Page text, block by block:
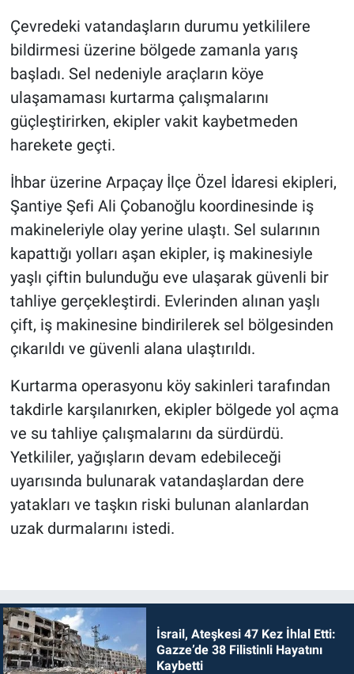
Çevredeki vatandaşların durumu yetkililere
bildirmesi üzerine bölgede zamanla yarış
başladı. Sel nedeniyle araçların köye
ulaşamaması kurtarma çalışmalarını
güçleştirirken, ekipler vakit kaybetmeden
harekete geçti.
İhbar üzerine Arpaçay İlçe Özel İdaresi ekipleri,
Şantiye Şefi Ali Çobanoğlu koordinesinde iş
makineleriyle olay yerine ulaştı. Sel sularının
kapattığı yolları aşan ekipler, iş makinesiyle
yaşlı çiftin bulunduğu eve ulaşarak güvenli bir
tahliye gerçekleştirdi. Evlerinden alınan yaşlı
çift, iş makinesine bindirilerek sel bölgesinden
çıkarıldı ve güvenli alana ulaştırıldı.
Kurtarma operasyonu köy sakinleri tarafından
takdirle karşılanırken, ekipler bölgede yol açma
ve su tahliye çalışmalarını da sürdürdü.
Yetkililer, yağışların devam edebileceği
uyarısında bulunarak vatandaşlardan dere
yatakları ve taşkın riski bulunan alanlardan
uzak durmalarını istedi.
İsrail, Ateşkesi 47 Kez İhlal Etti:
Gazze’de 38 Filistinli Hayatını
Kaybetti